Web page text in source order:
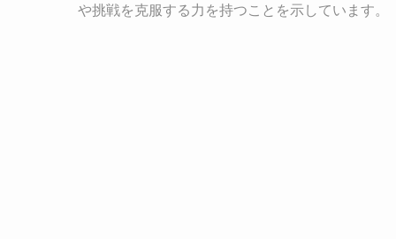
や挑戦を克服する力を持つことを示しています。